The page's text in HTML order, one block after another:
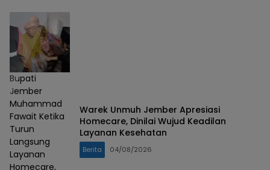
Bupati
Jember
Muhammad
Fawait Ketika
Turun
Langsung
Layanan
Homecare,
Warek Unmuh Jember Apresiasi
Homecare, Dinilai Wujud Keadilan
Layanan Kesehatan
Berita 04/08/2026